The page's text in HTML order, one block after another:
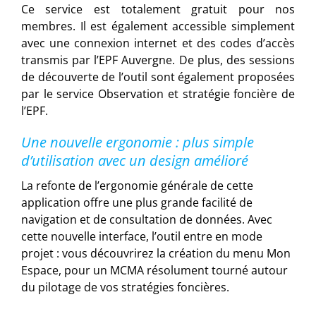
Ce service est totalement gratuit pour nos
membres. Il est également accessible simplement
avec une connexion internet et des codes d’accès
transmis par l’EPF Auvergne. De plus, des sessions
de découverte de l’outil sont également proposées
par le service Observation et stratégie foncière de
l’EPF.
Une nouvelle ergonomie : plus simple
d’utilisation avec un design amélioré
La refonte de l’ergonomie générale de cette
application offre une plus grande facilité de
navigation et de consultation de données. Avec
cette nouvelle interface, l’outil entre en mode
projet : vous découvrirez la création du menu Mon
Espace, pour un MCMA résolument tourné autour
du pilotage de vos stratégies foncières.